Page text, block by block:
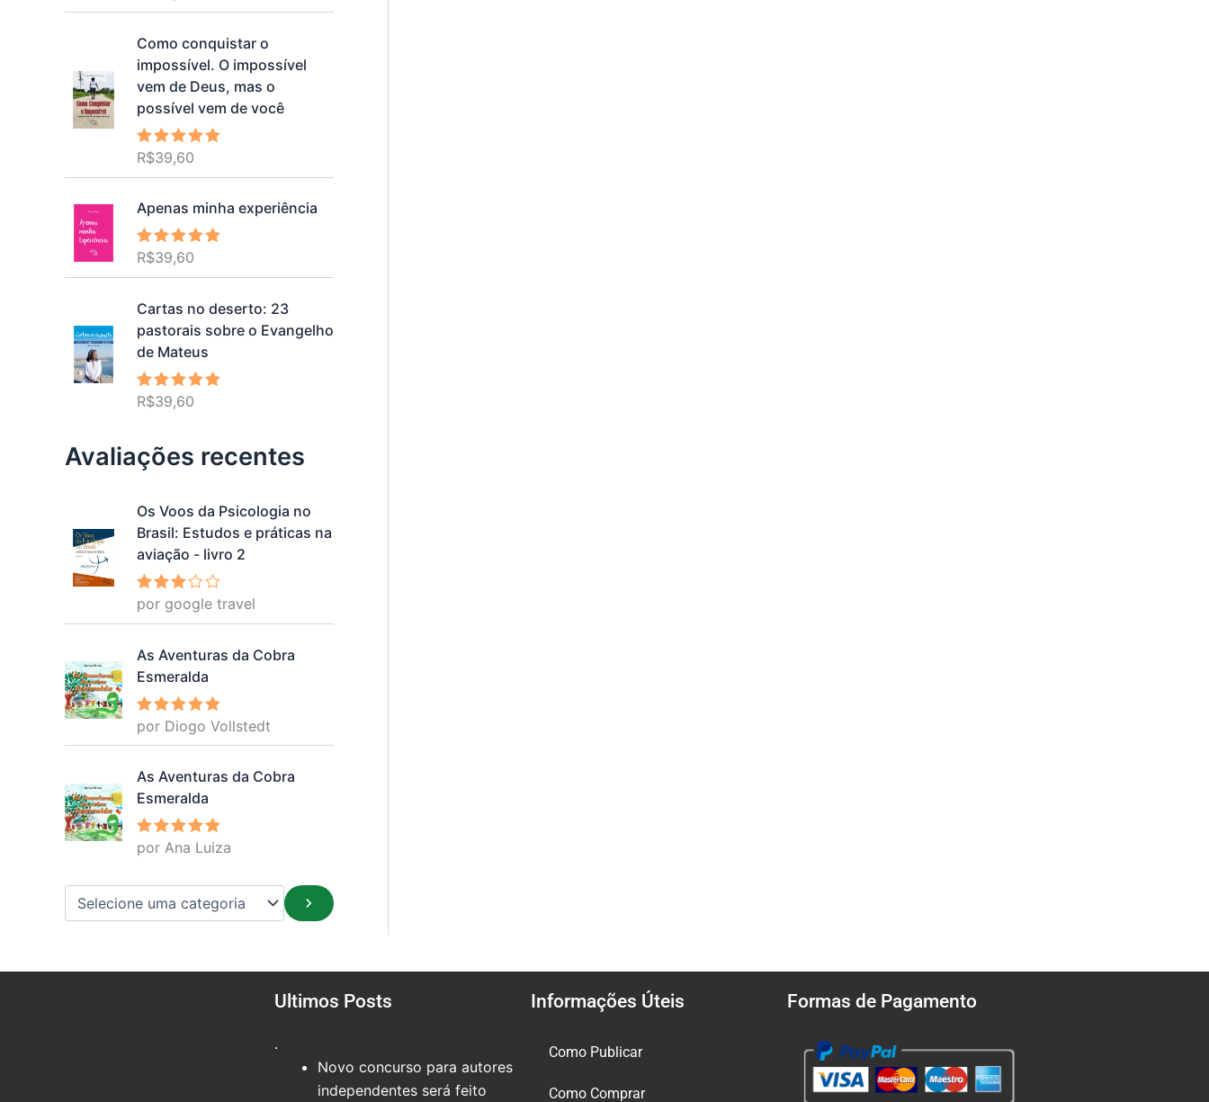
de 5
Como conquistar o
impossível. O impossível
vem de Deus, mas o
possível vem de você
Avaliação
R$39,60
Apenas minha experiência
Avaliação
R$39,60
Cartas no deserto: 23
pastorais sobre o Evangelho
de Mateus
Avaliação
R$39,60
Avaliações recentes
Os Voos da Psicologia no
Brasil: Estudos e práticas na
aviação - livro 2
Avalia
ção 3
por google travel
As Aventuras da Cobra
Esmeralda
Avaliação
5
por Diogo Vollstedt
As Aventuras da Cobra
Esmeralda
Avaliação
5
por Ana Luiza
Ultimos Posts
.
Novo concurso para autores
independentes será feito
Informações Úteis
Como Publicar
Como Comprar
Formas de Pagamento